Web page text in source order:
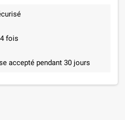
fois
accepté pendant 30 jours